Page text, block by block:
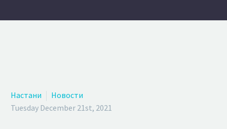
Настани
Новости
Tuesday December 21st, 2021